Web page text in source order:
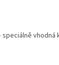
vhodná